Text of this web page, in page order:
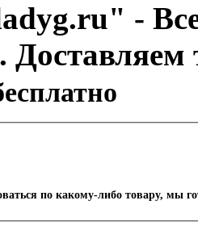
-
по какому-либо товару, мы